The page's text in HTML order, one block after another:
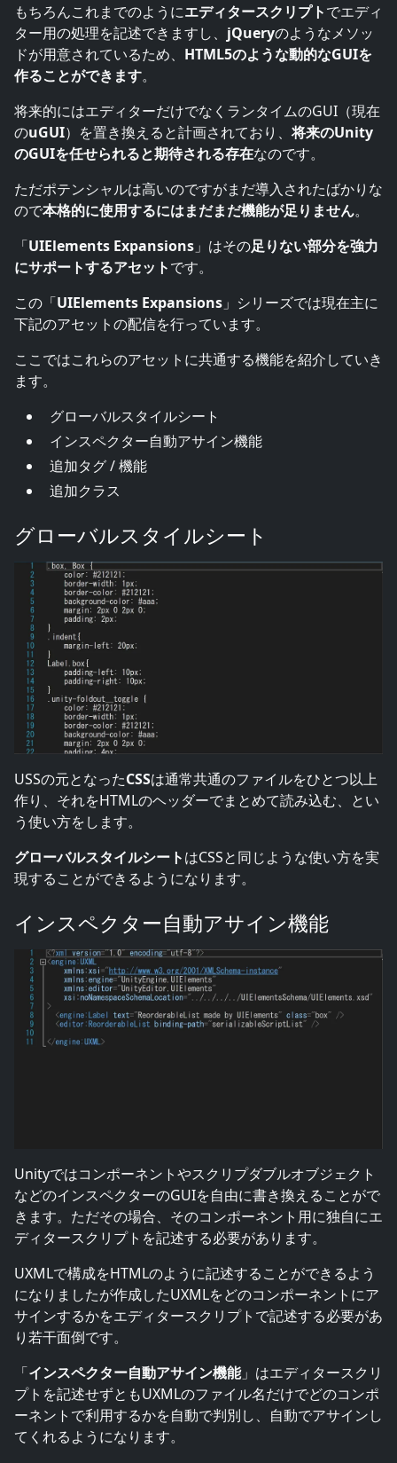
もちろんこれまでのようにエディタースクリプトでエディ
ター用の処理を記述できますし、 jQueryのようなメソッ
ドが用意されているため、 HTML5のような動的なGUIを
作ることができます。
将来的にはエディターだけでなくランタイムのGUI（現在
のuGUI）を置き換えると計画されており、将来のUnity
のGUIを任せられると期待される存在なのです。
ただポテンシャルは高いのですがまだ導入されたばかりな
ので本格的に使用するにはまだまだ機能が足りません。
「UIElements Expansions 」はその足りない部分を強力
にサポートするアセットです。
この「UIElements Expansions 」シリーズでは現在主に
下記のアセットの配信を行っています。
ここではこれらのアセットに共通する機能を紹介していき
ます。
グローバルスタイルシート
インスペクター自動アサイン機能
追加タグ / 機能
追加クラス
グローバルスタイルシート
USSの元となったCSSは通常共通のファイルをひとつ以上
作り、それをHTMLのヘッダーでまとめて読み込む、とい
う使い方をします。
グローバルスタイルシートはCSSと同じような使い方を実
現することができるようになります。
インスペクター自動アサイン機能
Unityではコンポーネントやスクリプダブルオブジェクト
などのインスペクターのGUIを自由に書き換えることがで
きます。ただその場合、そのコンポーネント用に独自にエ
ディタースクリプトを記述する必要があります。
UXMLで構成をHTMLのように記述することができるよう
になりましたが作成したUXMLをどのコンポーネントにア
サインするかをエディタースクリプトで記述する必要があ
り若干面倒です。
「インスペクター自動アサイン機能」はエディタースクリ
プトを記述せずともUXMLのファイル名だけでどのコンポ
ーネントで利用するかを自動で判別し、自動でアサインし
てくれるようになります。